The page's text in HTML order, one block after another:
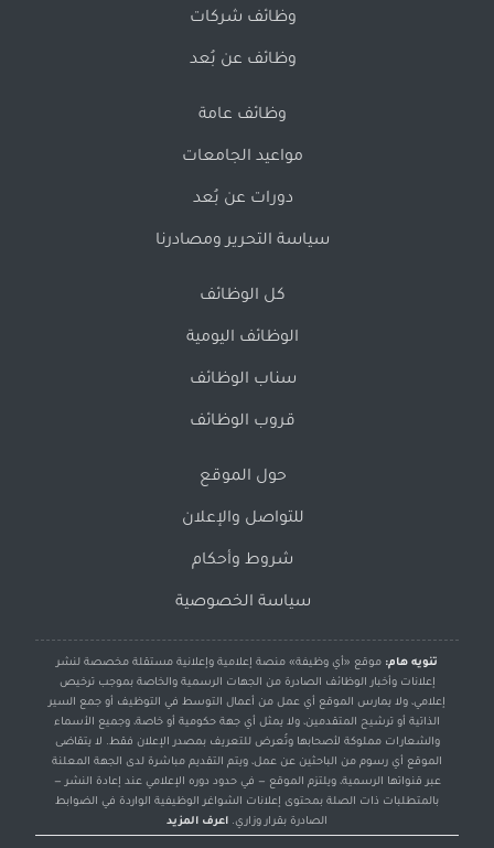
وظائف شركات
وظائف عن بُعد
وظائف عامة
مواعيد الجامعات
دورات عن بُعد
سياسة التحرير ومصادرنا
كل الوظائف
الوظائف اليومية
سناب الوظائف
قروب الوظائف
حول الموقع
للتواصل والإعلان
شروط وأحكام
سياسة الخصوصية
تنويه هام: موقع «أي وظيفة» منصة إعلامية وإعلانية مستقلة مخصصة لنشر
إعلانات وأخبار الوظائف الصادرة من الجهات الرسمية والخاصة بموجب ترخيص
إعلامي، ولا يمارس الموقع أي عمل من أعمال التوسط في التوظيف أو جمع السير
الذاتية أو ترشيح المتقدمين، ولا يمثل أي جهة حكومية أو خاصة، وجميع الأسماء
والشعارات مملوكة لأصحابها وتُعرض للتعريف بمصدر الإعلان فقط. لا يتقاضى
الموقع أي رسوم من الباحثين عن عمل، ويتم التقديم مباشرة لدى الجهة المعلنة
عبر قنواتها الرسمية، ويلتزم الموقع — في حدود دوره الإعلامي عند إعادة النشر —
بالمتطلبات ذات الصلة بمحتوى إعلانات الشواغر الوظيفية الواردة في الضوابط
الصادرة بقرار وزاري. اعرف المزيد